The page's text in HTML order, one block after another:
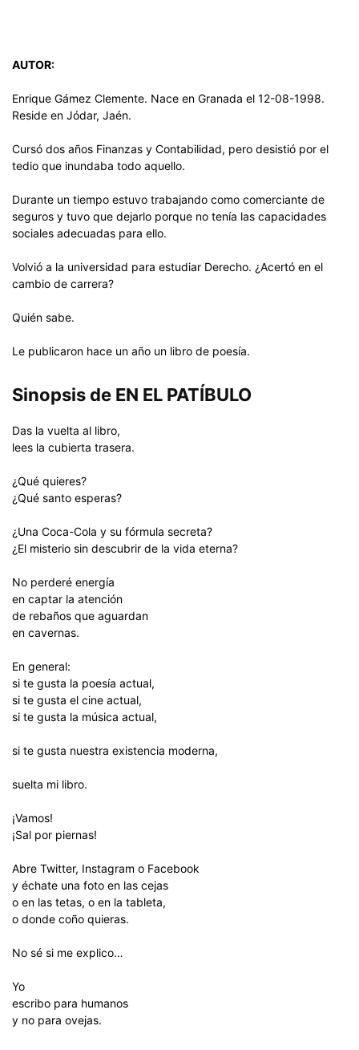
AUTOR:
Enrique Gámez Clemente. Nace en Granada el 12-08-1998.
Reside en Jódar, Jaén.
Cursó dos años Finanzas y Contabilidad, pero desistió por el
tedio que inundaba todo aquello.
Durante un tiempo estuvo trabajando como comerciante de
seguros y tuvo que dejarlo porque no tenía las capacidades
sociales adecuadas para ello.
Volvió a la universidad para estudiar Derecho. ¿Acertó en el
cambio de carrera?
Quién sabe.
Le publicaron hace un año un libro de poesía.
Sinopsis de EN EL PATÍBULO
Das la vuelta al libro,
lees la cubierta trasera.
¿Qué quieres?
¿Qué santo esperas?
¿Una Coca-Cola y su fórmula secreta?
¿El misterio sin descubrir de la vida eterna?
No perderé energía
en captar la atención
de rebaños que aguardan
en cavernas.
En general:
si te gusta la poesía actual,
si te gusta el cine actual,
si te gusta la música actual,
si te gusta nuestra existencia moderna,
suelta mi libro.
¡Vamos!
¡Sal por piernas!
Abre Twitter, Instagram o Facebook
y échate una foto en las cejas
o en las tetas, o en la tableta,
o donde coño quieras.
No sé si me explico…
Yo
escribo para humanos
y no para ovejas.